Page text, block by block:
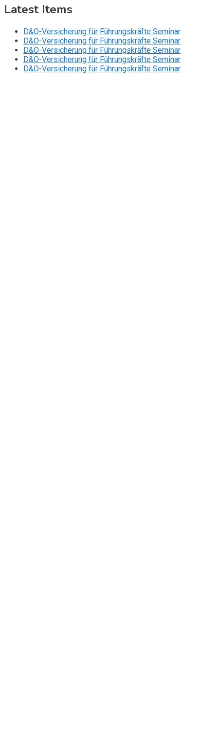
Latest Items
D&O-Versicherung für Führungskräfte Seminar
D&O-Versicherung für Führungskräfte Seminar
D&O-Versicherung für Führungskräfte Seminar
D&O-Versicherung für Führungskräfte Seminar
D&O-Versicherung für Führungskräfte Seminar